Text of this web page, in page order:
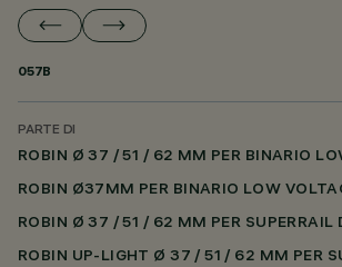
057B
PARTE DI
ROBIN Ø 37 / 51 / 62 MM PER BINARIO
ROBIN Ø37MM PER BINARIO LOW
ROBIN Ø 37 / 51 / 62 MM PER SUPERRAIL
ROBIN UP-LIGHT Ø 37 / 51 / 62 MM PER